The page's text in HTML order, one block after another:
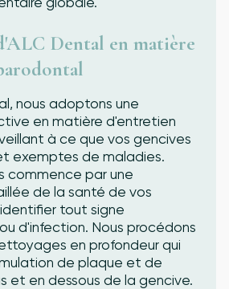
Dental en matière
nous adoptons une
en matière d'entretien
à ce que vos gencives
exemptes de maladies.
commence par une
de la santé de vos
tout signe
d'infection. Nous procédons
en profondeur qui
de plaque et de
et en dessous de la gencive.